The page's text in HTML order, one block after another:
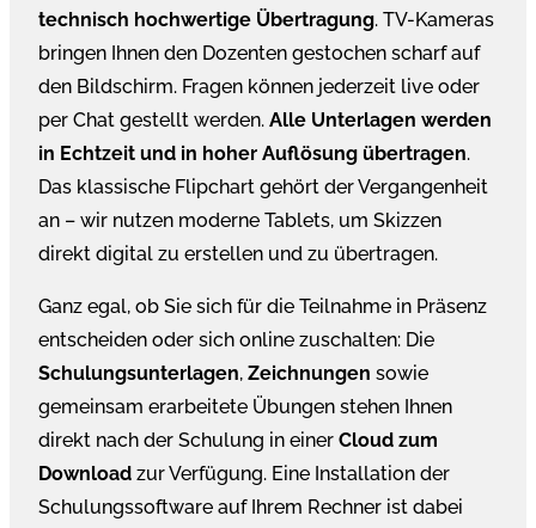
technisch hochwertige Übertragung. TV-Kameras
bringen Ihnen den Dozenten gestochen scharf auf
den Bildschirm. Fragen können jederzeit live oder
per Chat gestellt werden.Alle Unterlagen werden
in Echtzeit und in hoher Auflösung übertragen.
Das klassische Flipchart gehört der Vergangenheit
an – wir nutzen moderne Tablets, um Skizzen
direkt digital zu erstellen und zu übertragen.
Ganz egal, ob Sie sich für die Teilnahme in Präsenz
entscheiden oder sich online zuschalten: Die
Schulungsunterlagen, Zeichnungen sowie
gemeinsam erarbeitete Übungen stehen Ihnen
direkt nach der Schulung in einerCloud zum
Downloadzur Verfügung. Eine Installation der
Schulungssoftware auf Ihrem Rechner ist dabei